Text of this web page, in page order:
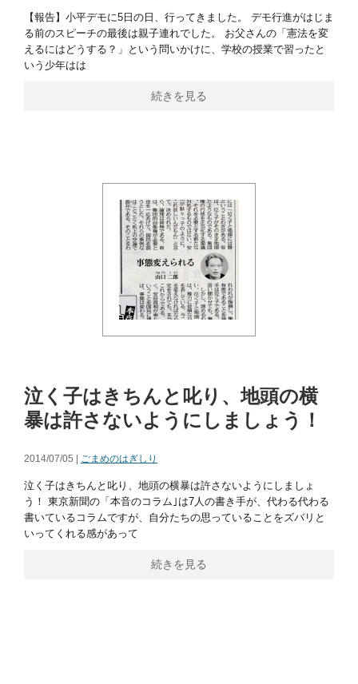
【報告】小平デモに5日の日、行ってきました。 デモ行進がはじま
る前のスピーチの最後は親子連れでした。 お父さんの「憲法を変
えるにはどうする？」という問いかけに、学校の授業で習ったと
いう少年はは
続きを見る
泣く子はきちんと叱り、地頭の横
暴は許さないようにしましょう！
2014/07/05 | ごまめのはぎしり
泣く子はきちんと叱り、地頭の横暴は許さないようにしましょ
う！ 東京新聞の「本音のコラム｣は7人の書き手が、代わる代わる
書いているコラムですが、自分たちの思っていることをズバリと
いってくれる感があって
続きを見る